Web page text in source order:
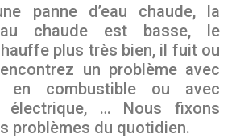
panne d’eau chaude, la
chaude est basse, le
plus très bien, il fuit ou
un problème avec
en combustible ou avec
électrique, … Nous fixons
problèmes du quotidien.